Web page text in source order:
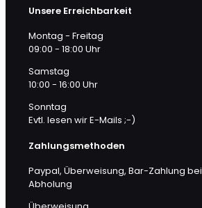
Unsere Erreichbarkeit
Montag - Freitag
09:00 - 18:00 Uhr
Samstag
10:00 - 16:00 Uhr
Sonntag
Evtl. lesen wir E-Mails ;-)
Zahlungsmethoden
Paypal, Überweisung, Bar-Zahlung bei
Abholung